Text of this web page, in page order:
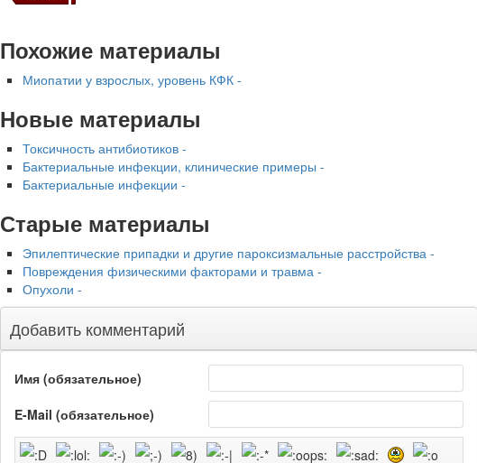
Похожие материалы
Миопатии у взрослых, уровень КФК -
Новые материалы
Токсичность антибиотиков -
Бактериальные инфекции, клинические примеры -
Бактериальные инфекции -
Старые материалы
Эпилептические припадки и другие пароксизмальные расстройства -
Повреждения физическими факторами и травма -
Опухоли -
Добавить комментарий
Имя (обязательное)
E-Mail (обязательное)